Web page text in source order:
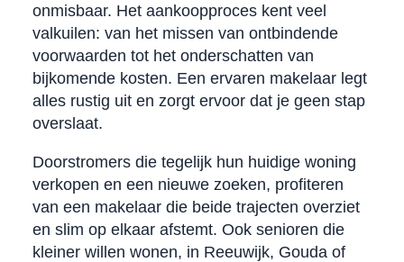
onmisbaar. Het aankoopproces kent veel
valkuilen: van het missen van ontbindende
voorwaarden tot het onderschatten van
bijkomende kosten. Een ervaren makelaar legt
alles rustig uit en zorgt ervoor dat je geen stap
overslaat.
Doorstromers die tegelijk hun huidige woning
verkopen en een nieuwe zoeken, profiteren
van een makelaar die beide trajecten overziet
en slim op elkaar afstemt. Ook senioren die
kleiner willen wonen, in Reeuwijk, Gouda of